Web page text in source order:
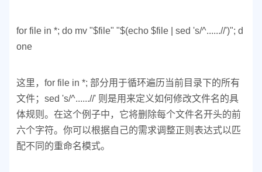
for file in *; do mv "$file" "$(echo $file | sed 's/^......//')"; d
one
这里，for file in *; 部分用于循环遍历当前目录下的所有
文件；sed 's/^......//' 则是用来定义如何修改文件名的具
体规则。在这个例子中，它将删除每个文件名开头的前
六个字符。你可以根据自己的需求调整正则表达式以匹
配不同的重命名模式。